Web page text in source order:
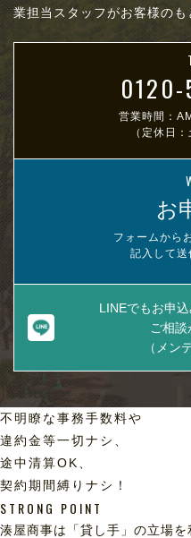
業担当スタッフがお客様の
営業時間：
（定休日
お
フォームから
記入して送
LINEでもお申
ご相
（メン
不明瞭な事務手数料や
違約金等一切ナシ、
途中清算OK、
契約期間縛りナシ！
STRONG POINT
湊屋商事は「貸し手」の立場